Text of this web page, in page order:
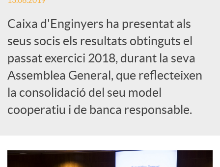
c
a
d
r
Caixa d'Enginyers ha presentat als
seus socis els resultats obtinguts el
passat exercici 2018, durant la seva
Assemblea General, que reflecteixen
la consolidació del seu model
cooperatiu i de banca responsable.